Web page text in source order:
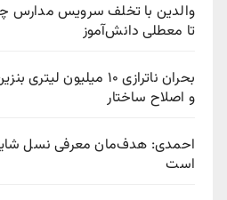
والدین با تخلف سرویس مدارس
تا معطلی دانش‌آموز
بحران ناترازی ۱۰
و اصلاح ساختار
احمدی: هدف‌مان معرفی نسل
است